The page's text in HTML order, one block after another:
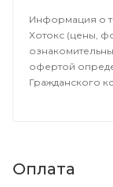
Информация о
Хотокс (цены,
офертой
Гражданского
Оплата